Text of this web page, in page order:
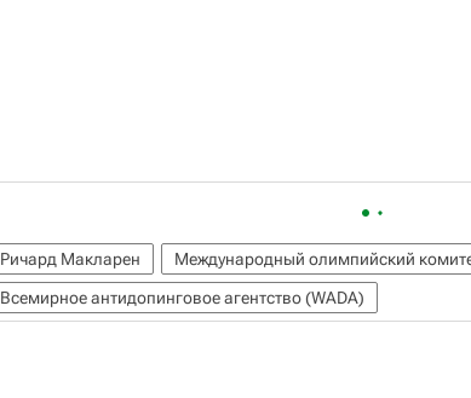
Ричард Макларен
Международный олимпийский
Всемирное антидопинговое агентство (WADA)